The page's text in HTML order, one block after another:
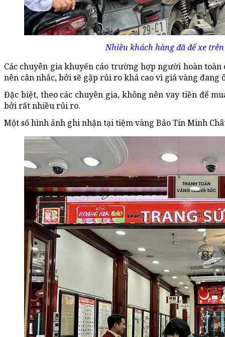
Nhiều khách hàng đã để xe
Các chuyên gia khuyến cáo trường hợp người hoàn
nên cân nhắc, bởi sẽ gặp rủi ro khá cao vì giá vàng
Đặc biệt, theo các chuyên gia, không nên vay tiền để
bởi rất nhiều rủi ro.
Một số hình ảnh ghi nhận tại tiệm vàng Bảo Tín Minh